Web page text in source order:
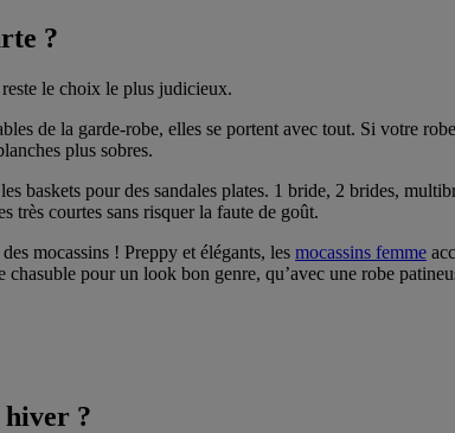
?
reste le choix le plus judicieux.
de la garde-robe, elles se portent avec tout. Si votre
plus sobres.
baskets pour des sandales plates. 1 bride, 2 brides,
très courtes sans risquer la faute de goût.
mocassins ! Preppy et élégants, les mocassins femme
pour un look bon genre, qu’avec une robe
hiver ?